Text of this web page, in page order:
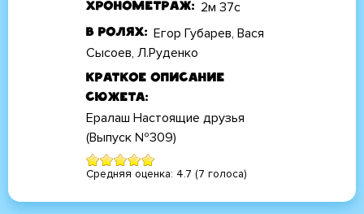
Хронометраж 2м 37с
В ролях
Егор Губарев, Вася
Сысоев, Л.Руденко
Краткое описание
сюжета
Ералаш Настоящие друзья
(Выпуск №309)
Средняя оценка: 4.7 (7 голоса)